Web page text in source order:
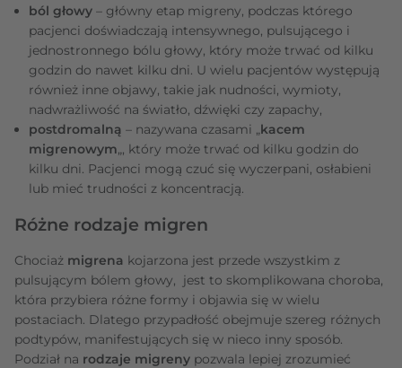
ból głowy – główny etap migreny, podczas którego
pacjenci doświadczają intensywnego, pulsującego i
jednostronnego bólu głowy, który może trwać od kilku
godzin do nawet kilku dni. U wielu pacjentów występują
również inne objawy, takie jak nudności, wymioty,
nadwrażliwość na światło, dźwięki czy zapachy,
postdromalną – nazywana czasami „kacem
migrenowym„, który może trwać od kilku godzin do
kilku dni. Pacjenci mogą czuć się wyczerpani, osłabieni
lub mieć trudności z koncentracją.
Różne rodzaje migren
Chociaż migrena kojarzona jest przede wszystkim z
pulsującym bólem głowy, jest to skomplikowana choroba,
która przybiera różne formy i objawia się w wielu
postaciach. Dlatego przypadłość obejmuje szereg różnych
podtypów, manifestujących się w nieco inny sposób.
Podział na rodzaje migreny pozwala lepiej zrozumieć